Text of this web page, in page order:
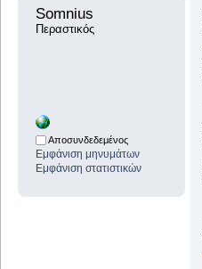
Somnius
Περαστικός
Αποσυνδεδεμένος
Εμφάνιση μηνυμάτων
Εμφάνιση στατιστικών